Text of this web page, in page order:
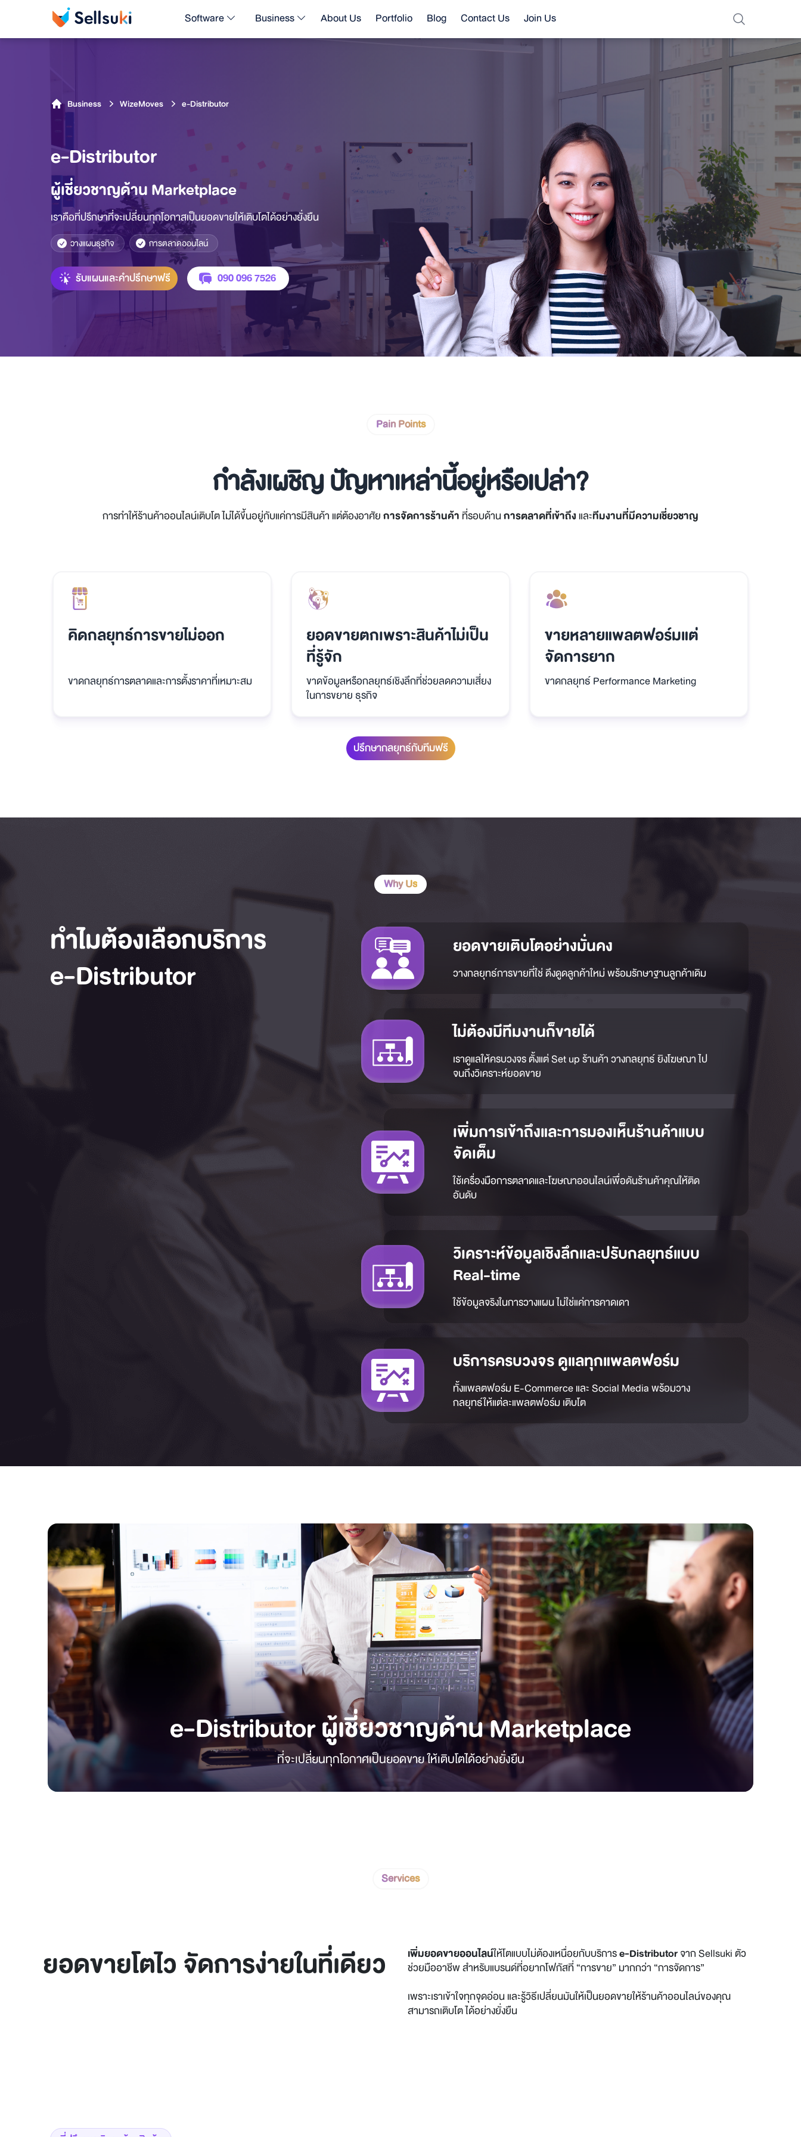
Software Business About Us Portfolio Blog Contact Us Join Us
Business WizeMoves e-Distributor
e-Distributor
ผู้เชี่ยวชาญด้าน Marketplace
เราคือที่ปรึกษาที่จะเปลี่ยนทุกโอกาสเป็นยอดขายให้เติบโตได้อย่างยั่งยืน
วางแผนธุรกิจ การตลาดออนไลน์
รับแผนและคำปรึกษาฟรี 090 096 7526
Pain Points
กำลังเผชิญ ปัญหาเหล่านี้อยู่หรือเปล่า?
การทำให้ร้านค้าออนไลน์เติบโต ไม่ได้ขึ้นอยู่กับแค่การมีสินค้า แต่ต้องอาศัยการจัดการร้านค้า ที่รอบด้านการตลาดที่เข้าถึง และทีมงานที่มีความเชี่ยวชาญ
คิดกลยุทธ์การขายไม่ออก
ขาดกลยุทธ์การตลาดและการตั้งราคาที่เหมาะสม
ยอดขายตกเพราะสินค้าไม่เป็น
ที่รู้จัก
ขาดข้อมูลหรือกลยุทธ์เชิงลึกที่ช่วยลดความเสี่ยง
ในการขยาย ธุรกิจ
ขายหลายแพลตฟอร์มแต่
จัดการยาก
ขาดกลยุทธ์ Performance Marketing
ปรึกษากลยุทธ์กับทีมฟรี
Why Us
ทำไมต้องเลือกบริการ
e-Distributor
ยอดขายเติบโตอย่างมั่นคง
วางกลยุทธ์การขายที่ใช่ ดึงดูดลูกค้าใหม่ พร้อมรักษาฐานลูกค้าเดิม
ไม่ต้องมีทีมงานก็ขายได้
เราดูแลให้ครบวงจร ตั้งแต่ Set up ร้านค้า วางกลยุทธ์ ยิงโฆษณา ไป
จนถึงวิเคราะห์ยอดขาย
เพิ่มการเข้าถึงและการมองเห็นร้านค้าแบบ
จัดเต็ม
ใช้เครื่องมือการตลาดและโฆษณาออนไลน์เพื่อดันร้านค้าคุณให้ติด
อันดับ
วิเคราะห์ข้อมูลเชิงลึกและปรับกลยุทธ์แบบ
Real-time
ใช้ข้อมูลจริงในการวางแผน ไม่ใช่แค่การคาดเดา
บริการครบวงจร ดูแลทุกแพลตฟอร์ม
ทั้งแพลตฟอร์ม E-Commerce และ Social Media พร้อมวาง
กลยุทธ์ให้แต่ละแพลตฟอร์ม เติบโต
e-Distributor ผู้เชี่ยวชาญด้าน Marketplace
ที่จะเปลี่ยนทุกโอกาศเป็นยอดขาย ให้เติบโตได้อย่างยั่งยืน
Services
ยอดขายโตไว จัดการง่ายในที่เดียว เพิ่มยอดขายออนไลน์ให้โตแบบไม่ต้องเหนื่อยกับบริการe-Distributorจาก Sellsuki ตัว
ช่วยมืออาชีพ สำหรับแบรนด์ที่อยากโฟกัสที่ “การขาย” มากกว่า “การจัดการ”
เพราะเราเข้าใจทุกจุดอ่อน และรู้วิธีเปลี่ยนมันให้เป็นยอดขายให้ร้านค้าออนไลน์ของคุณ
สามารถเติบโต ได้อย่างยั่งยืน